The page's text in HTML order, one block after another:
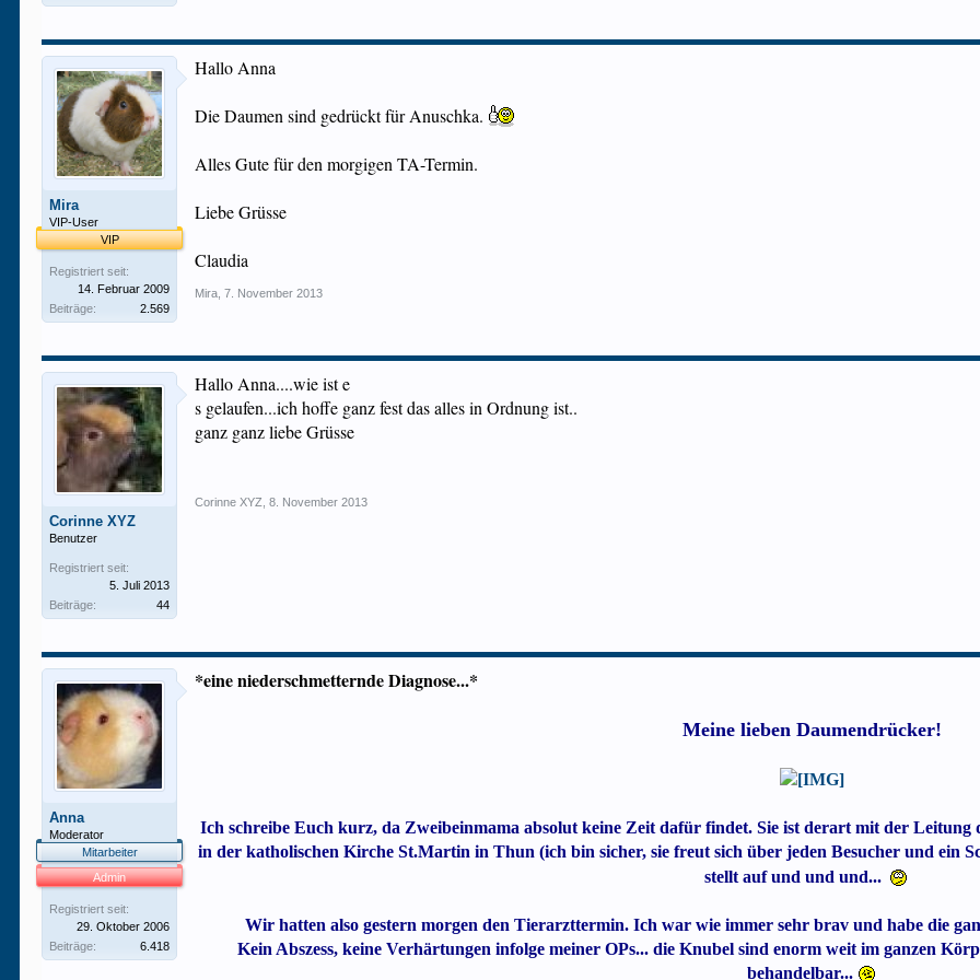
Mira
VIP-User
VIP
Registriert seit:
14. Februar 2009
Beiträge:
2.569
Hallo Anna
Die Daumen sind gedrückt für Anuschka.
Alles Gute für den morgigen TA-Termin.
Liebe Grüsse
Claudia
Mira 7. November 2013
Corinne XYZ
Benutzer
Registriert seit:
5. Juli 2013
Beiträge:
44
Hallo Anna....wie ist e
s gelaufen...ich hoffe ganz fest das alles in Ordnung ist..
ganz ganz liebe Grüsse
Corinne XYZ 8. November 2013
Anna
Moderator
Mitarbeiter
Admin
Registriert seit:
29. Oktober 2006
Beiträge:
6.418
*eine niederschmetternde Diagnose...*
Meine lieben Daumendrücker!
Ich schreibe Euch kurz, da Zweibeinmama absolut keine Zeit dafür findet. Sie ist derart mit der
in der katholischen Kirche St.Martin in Thun (ich bin sicher, sie freut sich über jeden Besucher und ein
stellt auf und und und...
Wir hatten also gestern morgen den Tierarzttermin. Ich war wie immer sehr brav und habe die
Kein Abszess, keine Verhärtungen infolge meiner OPs... die Knubel sind enorm weit im ganzen
behandelbar...